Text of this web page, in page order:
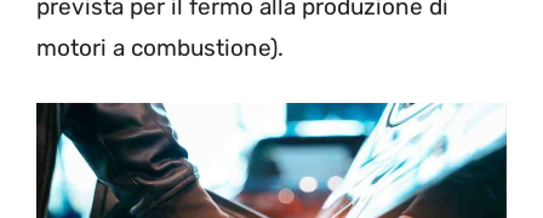
prevista per il fermo alla produzione di
motori a combustione).